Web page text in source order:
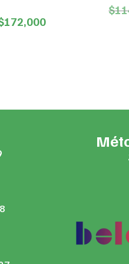
172,000Price
$